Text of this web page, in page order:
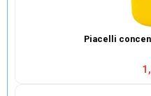
Piacelli